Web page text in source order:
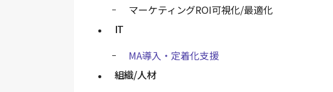
マーケティングROI可視化/最適化
IT
MA導入・定着化支援
組織/人材